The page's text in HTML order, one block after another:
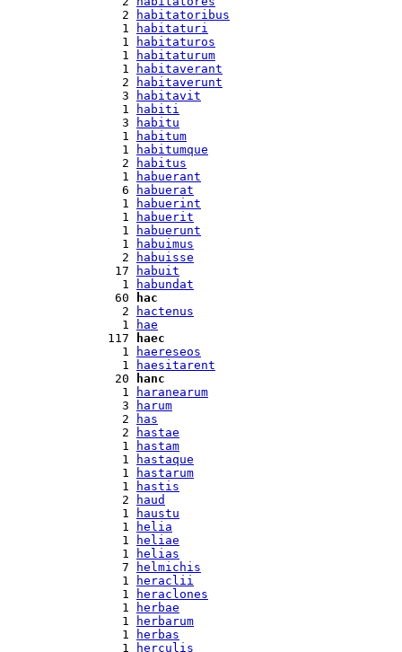
  2
habitatoribus
  1
habitaturi
  1
habitaturos
  1
habitaturum
  1
habitaverant
  2
habitaverunt
  3
habitavit
  1
habiti
  3
habitu
  1
habitum
  1
habitumque
  2
habitus
  1
habuerant
  6
habuerat
  1
habuerint
  1
habuerit
  1
habuerunt
  1
habuimus
  2
habuisse
17
habuit
  1
habundat
60
hac
  2
hactenus
  1
hae
117
haec
  1
haereseos
  1
haesitarent
20
hanc
  1
haranearum
  3
harum
  2
has
  2
hastae
  1
hastam
  1
hastaque
  1
hastarum
  1
hastis
  2
haud
  1
haustu
  1
helia
  1
heliae
  1
helias
  7
helmichis
  1
heraclii
  1
heraclones
  1
herbae
  1
herbarum
  1
herbas
  1
herculis